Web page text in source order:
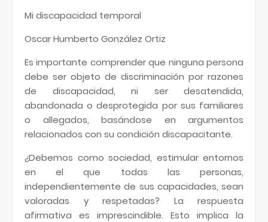
Mi discapacidad temporal
Oscar Humberto González Ortiz
Es importante comprender que ninguna persona
debe ser objeto de discriminación por razones
de discapacidad, ni ser desatendida,
abandonada o desprotegida por sus familiares
o allegados, basándose en argumentos
relacionados con su condición discapacitante.
¿Debemos como sociedad, estimular entornos
en el que todas las personas,
independientemente de sus capacidades, sean
valoradas y respetadas? La respuesta
afirmativa es imprescindible. Esto implica la